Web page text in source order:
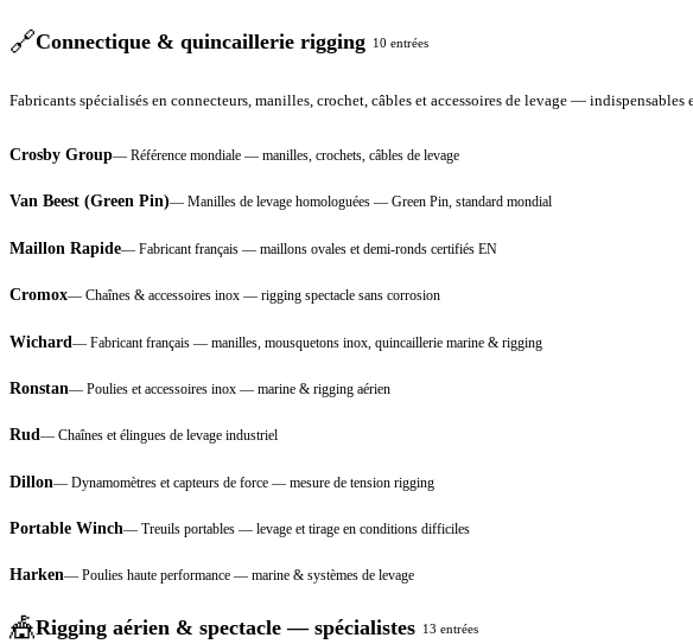
🔗Connectique & quincaillerie rigging 10 entrées
Fabricants spécialisés en connecteurs, manilles, crochet, câbles et accessoires de levage — indispensables
Crosby Group— Référence mondiale — manilles, crochets, câbles de levage
Van Beest (Green Pin)— Manilles de levage homologuées — Green Pin, standard mondial
Maillon Rapide— Fabricant français — maillons ovales et demi-ronds certifiés EN
Cromox— Chaînes & accessoires inox — rigging spectacle sans corrosion
Wichard— Fabricant français — manilles, mousquetons inox, quincaillerie marine & rigging
Ronstan— Poulies et accessoires inox — marine & rigging aérien
Rud— Chaînes et élingues de levage industriel
Dillon— Dynamomètres et capteurs de force — mesure de tension rigging
Portable Winch— Treuils portables — levage et tirage en conditions difficiles
Harken— Poulies haute performance — marine & systèmes de levage
🎪Rigging aérien & spectacle — spécialistes 13 entrées